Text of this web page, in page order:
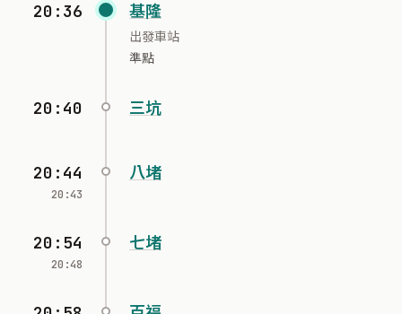
20:36 基隆
出發車站
準點
20:40 三坑
20:44
20:43
八堵
20:54
20:48
七堵